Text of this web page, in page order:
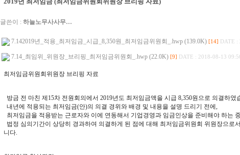
글쓴이 : 하늘노무사사무…
7.142019년_적용_최저임금_시급_8,350원_최저임금위원회_.hwp (139.0K) [14] DATE :
7.14_최임위_위원장_브리핑_최저임금위원회_.hwp (22.0K) [9] DATE : 2018-08-13
최저임금위원회위원장 브리핑 자료
방금 전 마친 제15차 전원회의에서 2019년도 최저임금액을 시급 8,350원으로 의결하였
내년에 적용되는 최저임금(안)의 의결 경위와 배경 및 내용을 설명 드리기 전에,
최저임금을 적용받는 근로자와 이에 연동해서 기업경영과 임금인상을 준비해야 하는
법정 심의기간이 상당히 경과하여 의결하게 된 점에 대해 최저임금위원회 위원장으로
니다.